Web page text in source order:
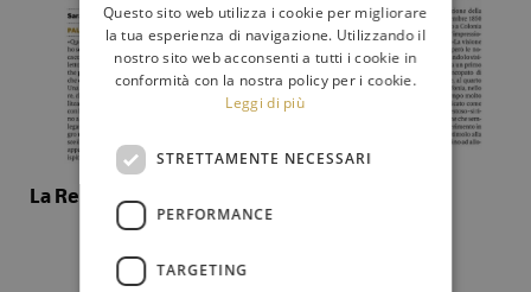
La Repubblica del 9 dicembre 2022
Questo sito web utilizza i cookie per migliorare
la tua esperienza di navigazione. Utilizzando il
nostro sito web acconsenti a tutti i cookie in
conformità con la nostra policy per i cookie.
Leggi di più
STRETTAMENTE NECESSARI
PERFORMANCE
TARGETING